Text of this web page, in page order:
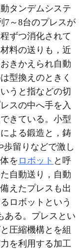
タンデムシステ
7～8台のプレスが
ずつ消化されて
料の送りも，近
きかえられ自動
型換えのときく
うと指などの切
スの中へ手を入
きている。小型
よる鍛造と，鋳
留りなどで激し
を ロボット と呼
自動送り，自動
えたプレスも出
ロボットという
ある。プレスとい
圧縮機構とを組
を利用する加工